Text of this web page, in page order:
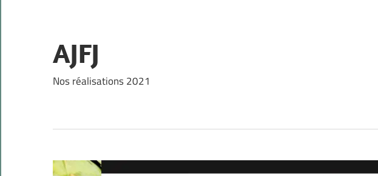
content
AJFJ
Nos réalisations 2021